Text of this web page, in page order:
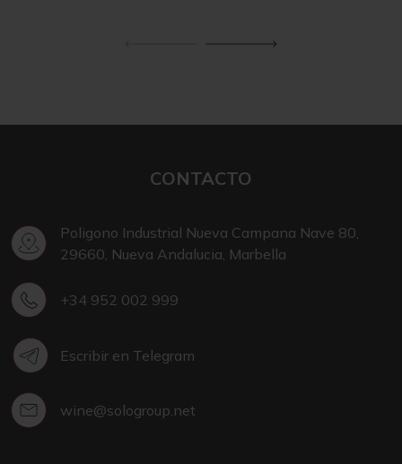
CONTACTO
Poligono Industrial Nueva Campana Nave 80,
29660, Nueva Andalucia, Marbella
+34 952 002 999
Escribir en Telegram
wine@sologroup.net